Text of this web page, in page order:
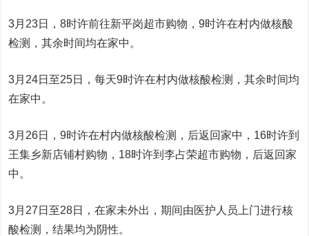
3月23日，8时许前往新平岗超市购物，9时许在村内做核酸
检测，其余时间均在家中。
3月24日至25日，每天9时许在村内做核酸检测，其余时间均
在家中。
3月26日，9时许在村内做核酸检测，后返回家中，16时许到
王集乡新店铺村购物，18时许到李占荣超市购物，后返回家
中。
3月27日至28日，在家未外出，期间由医护人员上门进行核
酸检测，结果均为阴性。